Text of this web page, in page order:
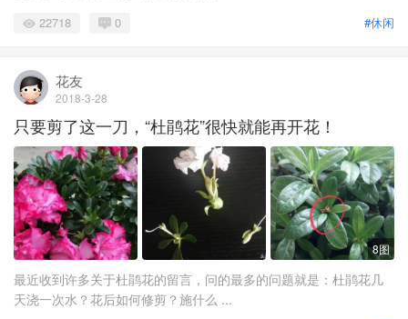
#休闲
22718 0
花友
2018-3-28
只要剪了这一刀，“杜鹃花”很快就能再开花！
8图
最近收到许多关于杜鹃花的留言，问的最多的问题就是：杜鹃花几
天浇一次水？花后如何修剪？施什么 ...